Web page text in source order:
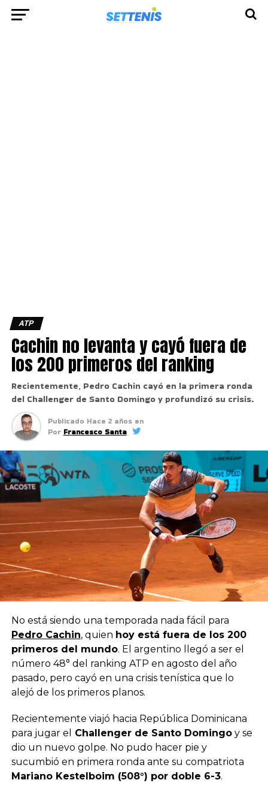
ATP
Cachin no levanta y cayó fuera de
los 200 primeros del ranking
Recientemente, Pedro Cachin cayó en la primera ronda
del Challenger de Santo Domingo y profundizó su crisis.
Publicado Hace 2 años en
Por Francesco Santa
No está siendo una temporada nada fácil para
Pedro Cachin, quien hoy está fuera de los 200
primeros del mundo. El argentino llegó a ser el
número 48° del ranking ATP en agosto del año
pasado, pero cayó en una crisis tenística que lo
alejó de los primeros planos.
Recientemente viajó hacia República Dominicana
para jugar el
Challenger de Santo Domingoy se
dio un nuevo golpe. No pudo hacer pie y
sucumbió en primera ronda ante su compatriota
Mariano Kestelboim (508°) por doble 6-3.